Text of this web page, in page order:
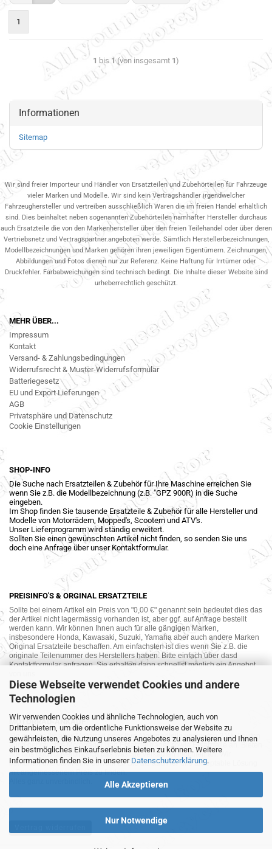
Diese Webseite verwendet Cookies und andere
Technologien
Wir verwenden Cookies und ähnliche Technologien, auch von
Drittanbietern, um die ordentliche Funktionsweise der Website zu
gewährleisten, die Nutzung unseres Angebotes zu analysieren und Ihnen
ein bestmögliches Einkaufserlebnis bieten zu können. Weitere
Informationen finden Sie in unserer Datenschutzerklärung.
Alle Akzeptieren
Nur Notwendige
1
1 bis 1(von insgesamt 1)
Informationen
Sitemap
Wir sind freier Importeur und Händler von Ersatzteilen und Zubehörteilen für Fahrzeuge
vieler Marken und Modelle. Wir sind kein Vertragshändler irgendwelcher
Fahrzeughersteller und vertreiben ausschließlich Waren die im freien Handel erhältlich
sind. Dies beinhaltet neben sogenannten Zubehörteilen namhafter Hersteller durchaus
auch Ersatzteile die von den Markenhersteller über den freien Teilehandel oder über deren
Vertriebsnetz und Vertragspartner.angeboten werde. Sämtlich Herstellerbezeichnungen,
Modellbezeichnungen und Marken gehören ihren jeweiligen Eigentümern. Zeichnungen,
Abbildungen und Fotos dienen nur zur Referenz. Keine Haftung für Irrtümer oder
Druckfehler. Farbabweichungen sind technisch bedingt. Die Inhalte dieser Website sind
urheberrechtlich geschützt.
MEHR ÜBER...
Impressum
Kontakt
Versand- & Zahlungsbedingungen
Widerrufsrecht & Muster-Widerrufsformular
Batteriegesetz
EU und Export Lieferungen
AGB
Privatsphäre und Datenschutz
Cookie Einstellungen
SHOP-INFO
Die Suche nach Ersatzteilen & Zubehör für Ihre Maschine erreichen Sie
wenn Sie z.B. die Modellbezeichnung (z.B. "GPZ 900R) in die Suche
eingeben.
Im Shop finden Sie tausende Ersatzteile & Zubehör für alle Hersteller und
Modelle von Motorrädern, Mopped's, Scootern und ATV's.
Unser Lieferprogramm wird ständig erweitert.
Sollten Sie einen gewünschten Artikel nicht finden, so senden Sie uns
doch eine Anfrage über unser Kontaktformular.
PREISINFO'S & ORGINAL ERSATZTEILE
Sollte bei einem Artikel ein Preis von "0,00 €" genannt sein bedeutet dies das
der Artikel nicht lagermässig vorhanden ist, aber ggf. auf Anfrage bestellt
werden kann. Wir können Ihnen auch für alle gängigen Marken,
insbesondere Honda, Kawasaki, Suzuki, Yamaha aber auch andere Marken
Original Ersatzteile beschaffen. Am einfachsten ist dies wenn Sie z.B. die
originale Teilenummer des Herstellers haben. Bitte einfach über dasd
Kontaktformular anfragen. Sie erhalten dann schnellst möglich ein Angebot
MOTORRAD-ANKAUF
Sie möchte Ihr altes Motorrad oder Ihre Motorradteile verkaufen ? Wir kaufen
auch gebrauchte Motorräder und Ersatzteilträger sowie Ersatzteile an. Bieten
Sie uns doch unverbindlich das was Sie verkaufen möchten an. Wir
bemühen uns dann eine sowohl für Sie als auch für uns akzeptable Lösung
mit angemessenem Preis zu finden.